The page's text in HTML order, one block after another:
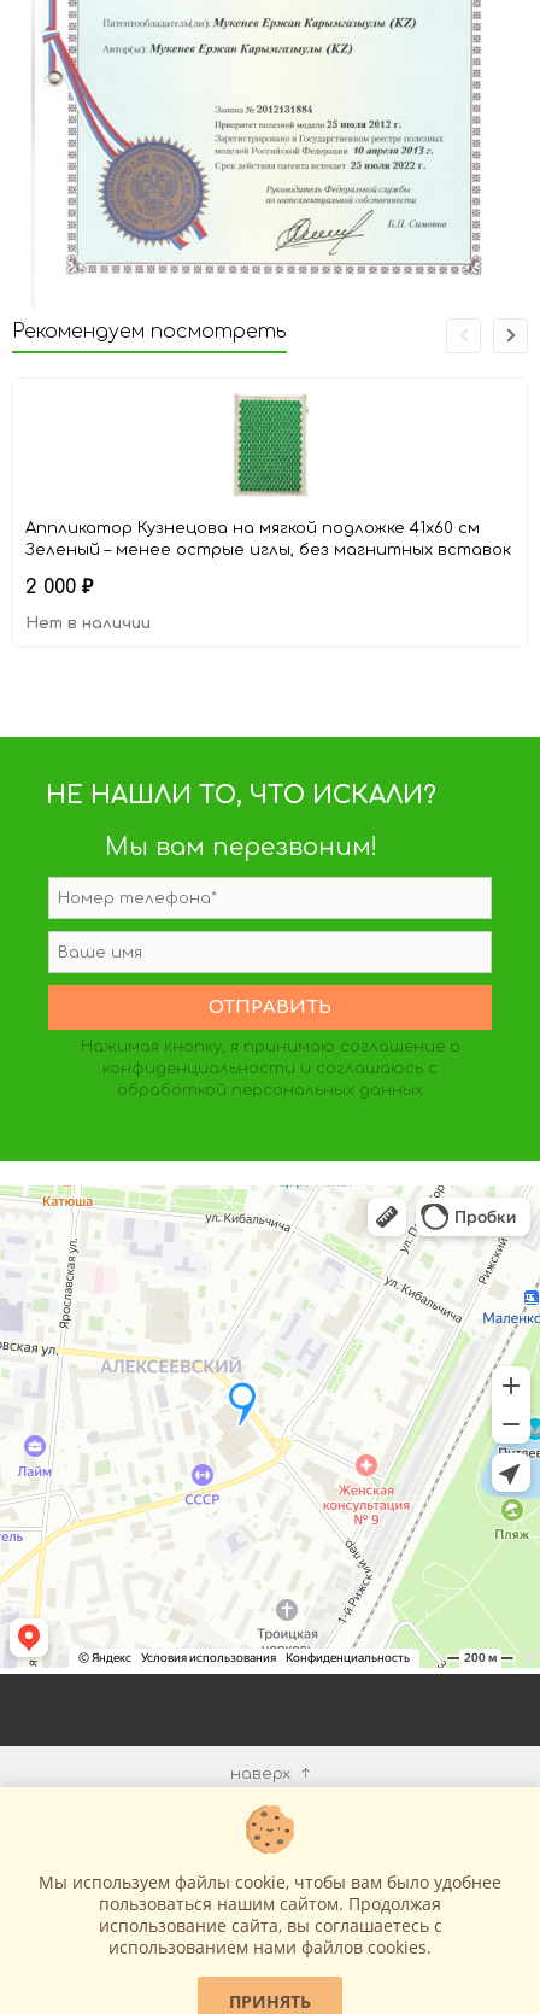
Рекомендуем посмотреть
Аппликатор Кузнецова на мягкой подложке 41x60 см
Зеленый – менее острые иглы, без магнитных вставок
2 000 ₽
Нет в наличии
НЕ НАШЛИ ТО, ЧТО ИСКАЛИ?
Мы вам перезвоним!
Нажимая кнопку, я принимаю соглашение о
конфиденциальности и соглашаюсь с
обработкой персональных данных
наверх
ИНФОРМАЦИЯ
МЫ В СЕТИ
Мы используем файлы cookie, чтобы вам было удобнее
пользоваться нашим сайтом. Продолжая
использование сайта, вы соглашаетесь c
использованием нами файлов cookies.
ПРИНЯТЬ